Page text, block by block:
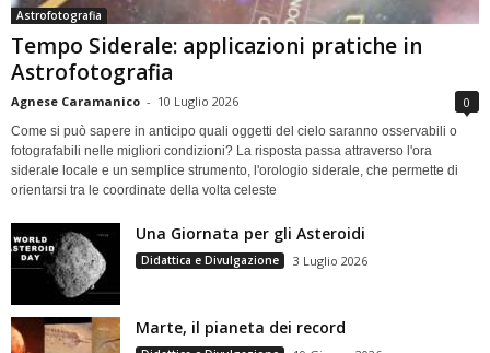
Astrofotografia
Tempo Siderale: applicazioni pratiche in
Astrofotografia
Agnese Caramanico - 10 Luglio 2026 0
Come si può sapere in anticipo quali oggetti del cielo saranno osservabili o
fotografabili nelle migliori condizioni? La risposta passa attraverso l'ora
siderale locale e un semplice strumento, l'orologio siderale, che permette di
orientarsi tra le coordinate della volta celeste
Una Giornata per gli Asteroidi
Didattica e Divulgazione 3 Luglio 2026
Marte, il pianeta dei record